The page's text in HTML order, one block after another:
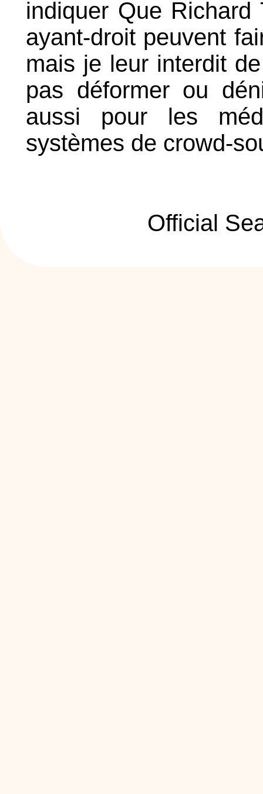
indiquer Que
ayant-droit peuvent
mais je leur interdit
pas déformer ou
aussi pour les
systèmes de crowd-
Official